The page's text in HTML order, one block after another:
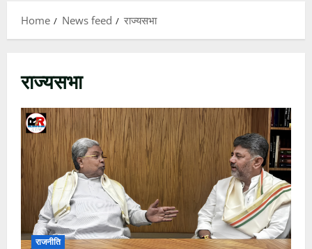
Home News feed राज्यसभा
राज्यसभा
राजनीति